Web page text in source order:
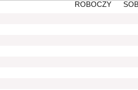
ROBOCZY